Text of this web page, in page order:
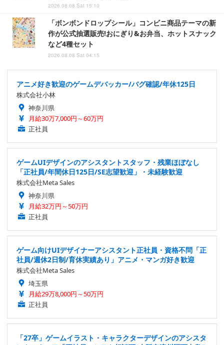
2026.08.08 Sat 15:10
「ボンボンドロップシール」コンビニ商品テーマの新
作が公式抽選販売!おにぎり&お弁当、ホットスナック
など4種セット
2026.08.08 Sat 04:15
アニメ好き歓迎のゲームデバッカー/バグ確認/年休125日
株式会社小林
神奈川県
月給30万7,000円～60万円
正社員
ゲームUIデザインのアシスタントスタッフ・残業ほぼなし
「正社員/年間休日125日/SE志望歓迎」・未経験歓迎
株式会社Meta Sales
神奈川県
月給32万円～50万円
正社員
ゲーム向けUIデザイナーアシスタント正社員・資格不問「正
社員/週休2日制/育休実績あり」アニメ・マンガ好き歓迎
株式会社Meta Sales
埼玉県
月給29万8,000円～50万円
正社員
「27卒」ゲームイラスト・キャラクターデザインのアシスタ